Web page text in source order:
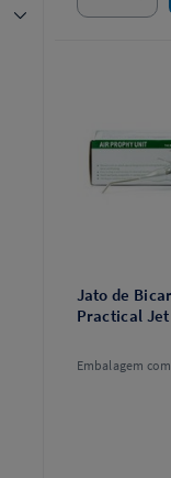
Jato de
Practical
Embalagem